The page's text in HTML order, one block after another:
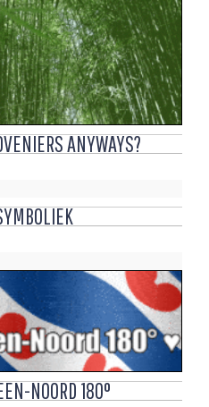
ANYWAYS?
NOORD 180°